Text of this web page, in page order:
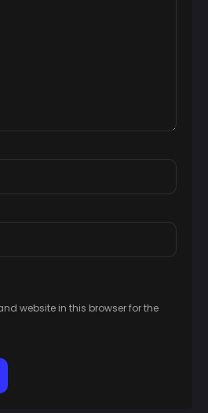
website in this browser for the